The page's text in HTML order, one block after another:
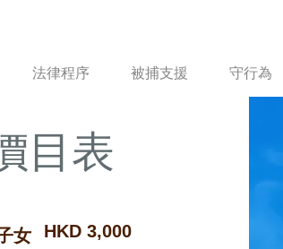
法律程序 被捕支援 守行為
目表
女
HKD 3,000